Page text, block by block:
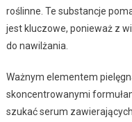
roślinne. Te substancje
jest kluczowe, ponieważ z
do nawilżania.
Ważnym elementem
skoncentrowanymi
szukać serum